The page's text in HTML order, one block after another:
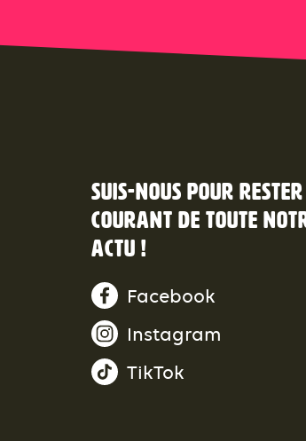
Suis-nous pour
courant de toute
actu !
Facebook
Instagram
TikTok